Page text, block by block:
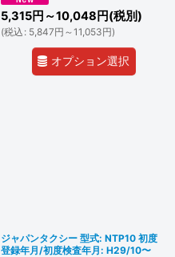
5,315円 ～10,048 円(税別)
(税込 : 5,847円 ～11,053円)
オプション選択
ジャパンタクシー 型式: NTP10 初度
登録年月/初度検査年月: H29/10〜